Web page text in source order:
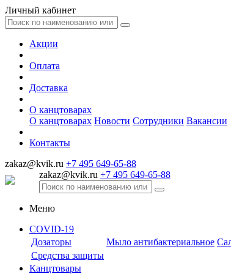
Личный кабинет
Акции
Оплата
Доставка
О канцтоварах
О канцтоварах Новости Сотрудники Вакансии
Контакты
zakaz@kvik.ru +7 495 649-65-88
zakaz@kvik.ru +7 495 649-65-88
Меню
COVID-19
Дозаторы
Мыло антибактериальное
Средства защиты
Канцтовары